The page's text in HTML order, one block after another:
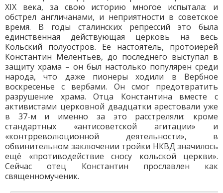
XIX века, за свою историю многое испытала: и
обстрел англичанами, и неприятности в советское
время. В годы сталинских репрессий это была
единственная действующая церковь на весь
Кольский полуостров. Её настоятель, протоиерей
Константин Мелентьев, до последнего выступал в
защиту храма – он был настолько популярен среди
народа, что даже пионеры ходили в Вербное
воскресенье с вербами. Он смог предотвратить
разрушение храма. Отца Константина вместе с
активистами церковной двадцатки арестовали уже
в 37-м и именно за это расстреляли: кроме
стандартных «антисоветской агитации» и
«контрреволюционной деятельности», в
обвинительном заключении тройки НКВД значилось
ещё «противодействие сносу кольской церкви».
Сейчас отец Константин прославлен как
священномученик.